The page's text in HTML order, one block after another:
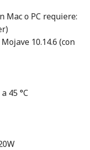
Mac o PC requiere:
10.14.6 (con
45 °C